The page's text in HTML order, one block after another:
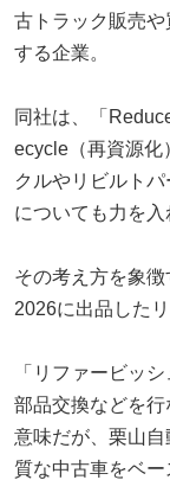
古トラック販売
する企業。
同社は、「
ecycle（再資源化
クルやリビルト
についても力を入
その考え方を象
2026に出品した
「リファービッ
部品交換などを
意味だが、栗山
質な中古車をベ